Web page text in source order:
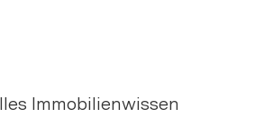
Immobilienwissen